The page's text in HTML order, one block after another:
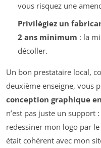
vous risquez une
Privilégiez un
2 ans minimum : la
décoller.
Un bon prestataire local,
deuxième enseigne, vous
conception graphique
n’est pas juste un support
redessiner mon logo par
était cohérent avec mon